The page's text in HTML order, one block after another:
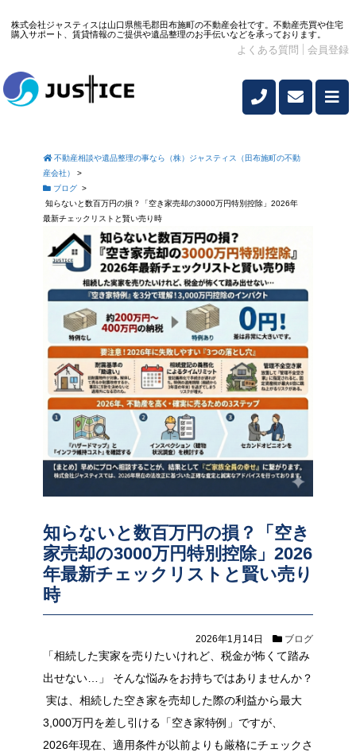
株式会社ジャスティスは山口県熊毛郡田布施町の不動産会社です。不動産売買や住宅
購入サポート、賃貸情報のご提供や遺品整理のお手伝いなどを承っております。
よくある質問 会員登録
不動産相談や遺品整理の事なら（株）ジャスティス（田布施町の不動
産会社）
>
ブログ >
知らないと数百万円の損？「空き家売却の3000万円特別控除」2026年
最新チェックリストと賢い売り時
知らないと数百万円の損？「空き
家売却の3000万円特別控除」2026
年最新チェックリストと賢い売り
時
2026年1月14日 ブログ
「相続した実家を売りたいけれど、税金が怖くて踏み
出せない…」 そんな悩みをお持ちではありませんか？
実は、相続した空き家を売却した際の利益から最大
3,000万円を差し引ける「空き家特例」ですが、
2026年現在、適用条件が以前よりも厳格にチェックさ